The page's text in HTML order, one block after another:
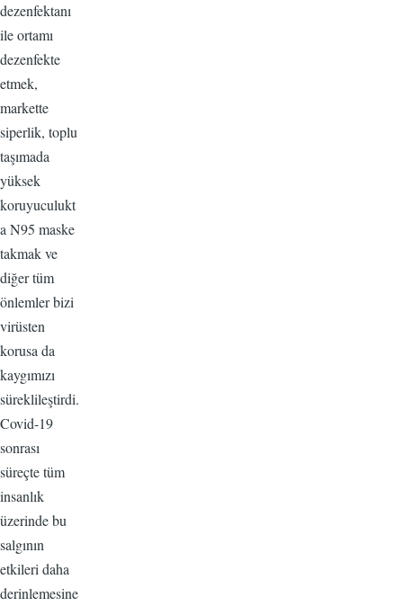
dezenfektanı
ile ortamı
dezenfekte
etmek,
markette
siperlik, toplu
taşımada
yüksek
koruyuculukt
a N95 maske
takmak ve
diğer tüm
önlemler bizi
virüsten
korusa da
kaygımızı
süreklileştirdi.
Covid-19
sonrası
süreçte tüm
insanlık
üzerinde bu
salgının
etkileri daha
derinlemesine